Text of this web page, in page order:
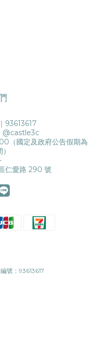
93613617
@castle3c
（國定及政府公告假期為
仁愛路 290 號
號：93613617